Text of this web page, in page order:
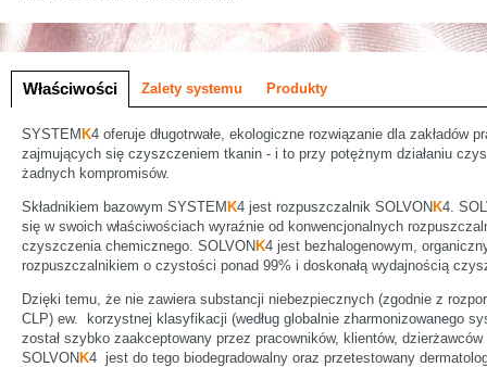
Właściwości Zalety systemu Produkty
SYSTEM K4 oferuje długotrwałe, ekologiczne rozwiązanie dla zakładów
zajmujących się czyszczeniem tkanin - i to przy potężnym działaniu
żadnych kompromisów.
Składnikiem bazowym SYSTEM K4 jest rozpuszczalnik SOLVON K4.
się w swoich właściwościach wyraźnie od konwencjonalnych
czyszczenia chemicznego. SOLVON K4 jest bezhalogenowym,
rozpuszczalnikiem o czystości ponad 99% i doskonałą wydajnością
Dzięki temu, że nie zawiera substancji niebezpiecznych (zgodnie z
CLP) ew. korzystnej klasyfikacji (według globalnie zharmonizowanego
został szybko zaakceptowany przez pracowników, klientów, dzierżawców
SOLVON K4 jest do tego biodegradowalny oraz przetestowany